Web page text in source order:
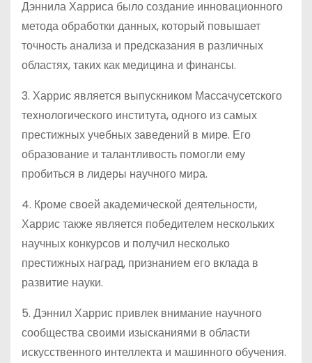
Дэннила Харриса было создание инновационного
метода обработки данных, который повышает
точность анализа и предсказания в различных
областях, таких как медицина и финансы.
3. Харрис является выпускником Массачусетского
технологического института, одного из самых
престижных учебных заведений в мире. Его
образование и талантливость помогли ему
пробиться в лидеры научного мира.
4. Кроме своей академической деятельности,
Харрис также является победителем нескольких
научных конкурсов и получил несколько
престижных наград, признанием его вклада в
развитие науки.
5. Дэннил Харрис привлек внимание научного
сообщества своими изысканиями в области
искусственного интеллекта и машинного обучения.